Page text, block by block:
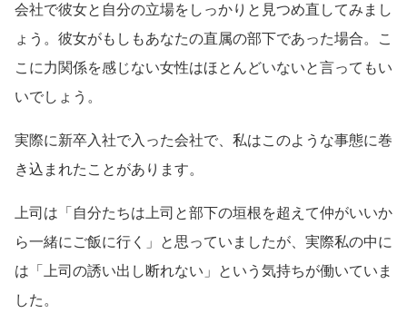
会社で彼女と自分の立場をしっかりと見つめ直してみまし
ょう。彼女がもしもあなたの直属の部下であった場合。こ
こに力関係を感じない女性はほとんどいないと言ってもい
いでしょう。
実際に新卒入社で入った会社で、私はこのような事態に巻
き込まれたことがあります。
上司は「自分たちは上司と部下の垣根を超えて仲がいいか
ら一緒にご飯に行く」と思っていましたが、実際私の中に
は「上司の誘い出し断れない」という気持ちが働いていま
した。